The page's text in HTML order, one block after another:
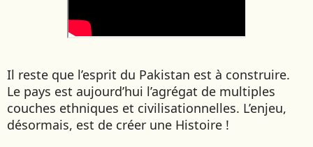
Il reste que l’esprit du Pakistan est à construire.
Le pays est aujourd’hui l’agrégat de multiples
couches ethniques et civilisationnelles. L’enjeu,
désormais, est de créer une Histoire !